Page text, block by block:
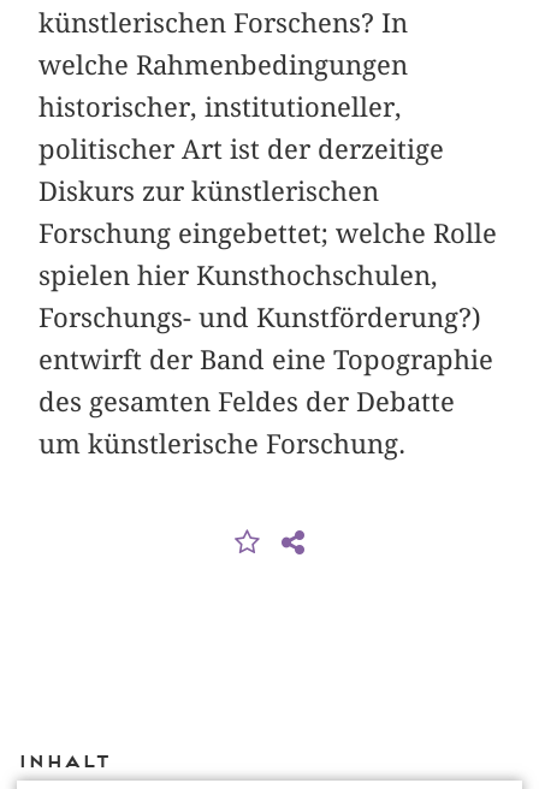
künstlerischen Forschens? In
welche Rahmenbedingungen
historischer, institutioneller,
politischer Art ist der derzeitige
Diskurs zur künstlerischen
Forschung eingebettet; welche Rolle
spielen hier Kunsthochschulen,
Forschungs- und Kunstförderung?)
entwirft der Band eine Topographie
des gesamten Feldes der Debatte
um künstlerische Forschung.
Inhalt